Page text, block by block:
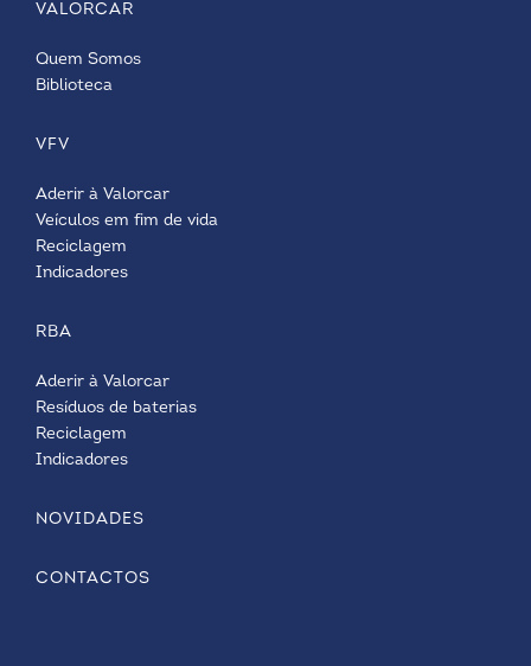
VALORCAR
Quem Somos
Biblioteca
VFV
Aderir à Valorcar
Veículos em fim de vida
Reciclagem
Indicadores
RBA
Aderir à Valorcar
Resíduos de baterias
Reciclagem
Indicadores
NOVIDADES
CONTACTOS